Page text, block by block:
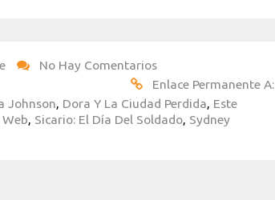
No Hay Comentarios
Enlace Permanente A:
Johnson, Dora Y La Ciudad Perdida, Este
, Sicario: El Día Del Soldado, Sydney